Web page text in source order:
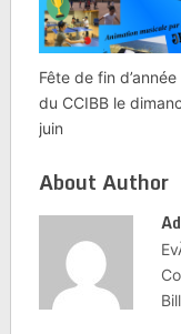
Fête de fin
du CCIBB le
juin
About Author